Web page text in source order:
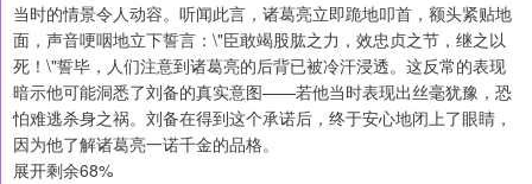
当时的情景令人动容。听闻此言，诸葛亮立即跪地叩首，额头紧贴地
面，声音哽咽地立下誓言：\"臣敢竭股肱之力，效忠贞之节，继之以
死！\"誓毕，人们注意到诸葛亮的后背已被冷汗浸透。这反常的表现
暗示他可能洞悉了刘备的真实意图——若他当时表现出丝毫犹豫，恐
怕难逃杀身之祸。刘备在得到这个承诺后，终于安心地闭上了眼睛，
因为他了解诸葛亮一诺千金的品格。
展开剩余68%